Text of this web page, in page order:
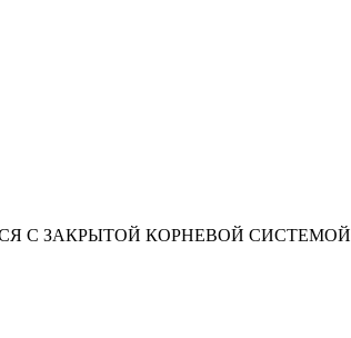
С ЗАКРЫТОЙ КОРНЕВОЙ СИСТЕМОЙ